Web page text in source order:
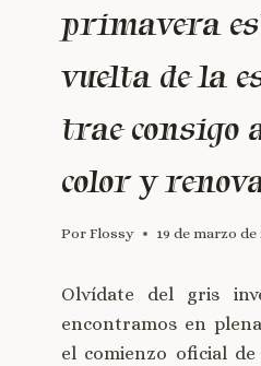
primavera
vuelta de la
trae consigo
color y
Por Flossy 19 de marzo de
Olvídate del gris
encontramos en
el comienzo oficial